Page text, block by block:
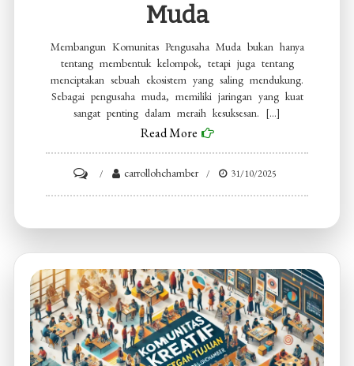
Muda
Membangun Komunitas Pengusaha Muda bukan hanya
tentang membentuk kelompok, tetapi juga tentang
menciptakan sebuah ekosistem yang saling mendukung.
Sebagai pengusaha muda, memiliki jaringan yang kuat
sangat penting dalam meraih kesuksesan. […]
Read More
Membangun
carrollohchamber 31/10/2025